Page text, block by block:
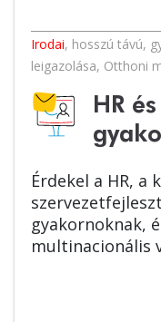
Irodai, hosszú távú,
leigazolása, Otthoni
HR
Érdekel a HR, a
gyakornoknak,
multinacionális